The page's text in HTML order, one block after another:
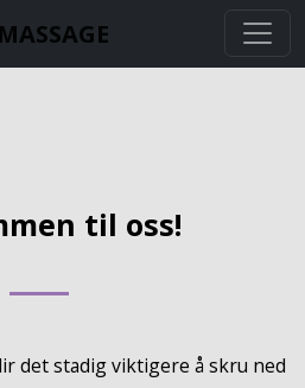
til oss!
det stadig viktigere å skru ned